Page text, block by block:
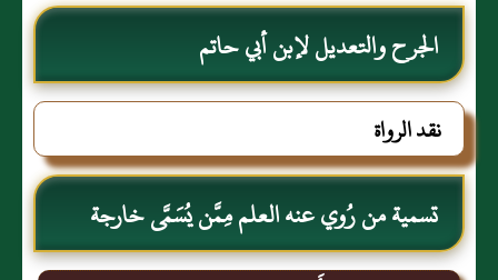
الجرح والتعديل لإبن أبي حاتم
نقد الرواة
تسمية من رُوي عنه العلم مِمَّن يُسَمَّى خارجة